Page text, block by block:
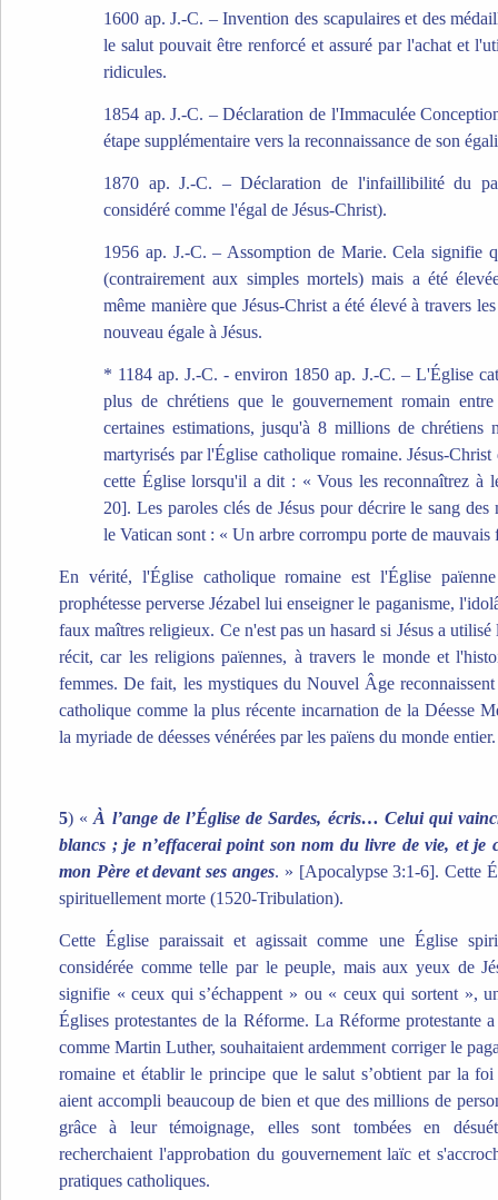
1600 ap. J.-C. – Invention des scapulaires et des
le salut pouvait être renforcé et assuré par l'achat et
ridicules.
1854 ap. J.-C. – Déclaration de l'Immaculée
étape supplémentaire vers la reconnaissance de son
1870 ap. J.-C. – Déclaration de l'infaillibilité du
considéré comme l'égal de Jésus-Christ).
1956 ap. J.-C. – Assomption de Marie. Cela signifie
(contrairement aux simples mortels) mais a été
même manière que Jésus-Christ a été élevé à travers
nouveau égale à Jésus.
* 1184 ap. J.-C. - environ 1850 ap. J.-C. – L'Église
plus de chrétiens que le gouvernement romain
certaines estimations, jusqu'à 8 millions de chrétiens
martyrisés par l'Église catholique romaine. Jésus-Christ
cette Église lorsqu'il a dit : « Vous les reconnaîtrez à
20]. Les paroles clés de Jésus pour décrire le sang des
le Vatican sont : « Un arbre corrompu porte de mauvais
En vérité, l'Église catholique romaine est l'Église
prophétesse perverse Jézabel lui enseigner le paganisme,
faux maîtres religieux. Ce n'est pas un hasard si Jésus a
récit, car les religions païennes, à travers le monde et
femmes. De fait, les mystiques du Nouvel Âge
catholique comme la plus récente incarnation de la Déesse
la myriade de déesses vénérées par les païens du monde entier.
5) «À l’ange de l’Église de Sardes, écris… Celui qui
blancs ; je n’effacerai point son nom du livre de vie, et je
mon Père et devant ses anges. » [Apocalypse 3:1-6]. Cette
spirituellement morte (1520-Tribulation).
Cette Église paraissait et agissait comme une Église
considérée comme telle par le peuple, mais aux yeux de
signifie « ceux qui s’échappent » ou « ceux qui sortent »,
Églises protestantes de la Réforme. La Réforme protestante
comme Martin Luther, souhaitaient ardemment corriger le
romaine et établir le principe que le salut s’obtient par la
aient accompli beaucoup de bien et que des millions de
grâce à leur témoignage, elles sont tombées en
recherchaient l'approbation du gouvernement laïc et
pratiques catholiques.